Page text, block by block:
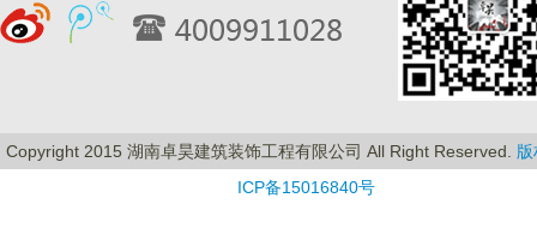
Copyright 2015 湖南卓昊建筑装饰工程有限公司 All Right Reserved.
ICP备15016840号